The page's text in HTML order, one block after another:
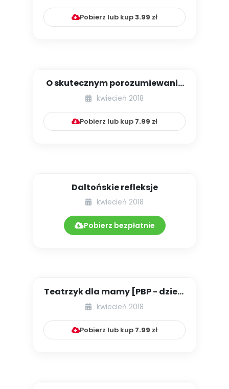
Pobierz lub kup3.99 zł
O skutecznym porozumiewaniu
się z rodzicami
kwiecień 2018
Pobierz lub kup 7.99 zł
Daltońskie refleksje
kwiecień 2018
Pobierz bezpłatnie
Teatrzyk dla mamy [PBP - dzieci
młodsze - numer 1]
kwiecień 2018
Pobierz lub kup 7.99 zł